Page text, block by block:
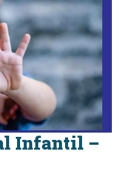
Infantil –